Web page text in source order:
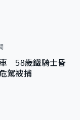
58歲鐵騎士昏
駕被捕